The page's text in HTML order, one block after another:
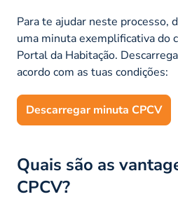
Para te ajudar neste processo,
uma minuta exemplificativa do
Portal da Habitação.
acordo com as tuas condições:
Descarregar minuta CPCV
Quais são as
CPCV?